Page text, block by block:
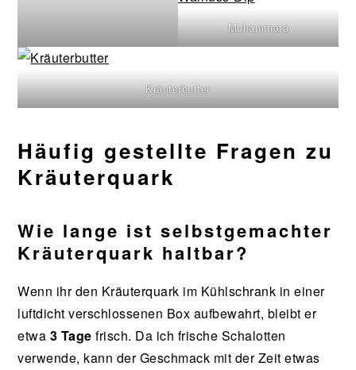
Muhammara
Kräuterbutter
Häufig gestellte Fragen zu
Kräuterquark
Wie lange ist selbstgemachter
Kräuterquark haltbar?
Wenn ihr den Kräuterquark im Kühlschrank in einer
luftdicht verschlossenen Box aufbewahrt, bleibt er
etwa 3 Tage frisch. Da ich frische Schalotten
verwende, kann der Geschmack mit der Zeit etwas